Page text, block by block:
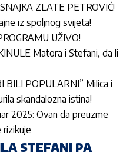
ZLATE PETROVIĆ!
iz spoljnog svijeta!
UŽIVO!
Matora i Stefani, da li
BILI POPULARNI” Milica i
skandalozna istina!
2025: Ovan da preuzme
rizikuje
STEFANI PA